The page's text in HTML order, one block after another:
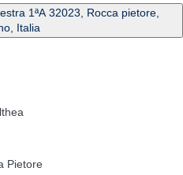
1ªA 32023, Rocca pietore,
Italia
Pietore